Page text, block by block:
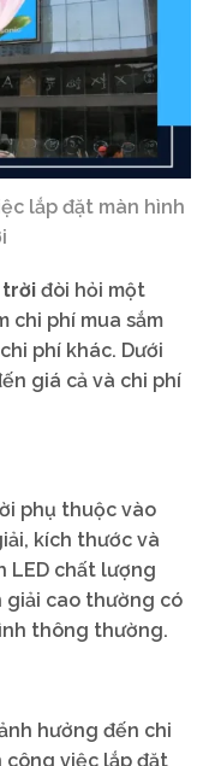
lắp đặt màn hình
trời đòi hỏi một
chi phí mua sắm
phí khác. Dưới
giá cả và chi phí
phụ thuộc vào
kích thước và
LED chất lượng
giải cao thường có
thông thường.
hưởng đến chi
công việc lắp đặt